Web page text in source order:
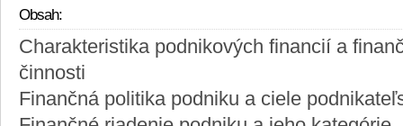
Obsah:
Charakteristika podnikových financií a
činnosti
Finančná politika podniku a ciele